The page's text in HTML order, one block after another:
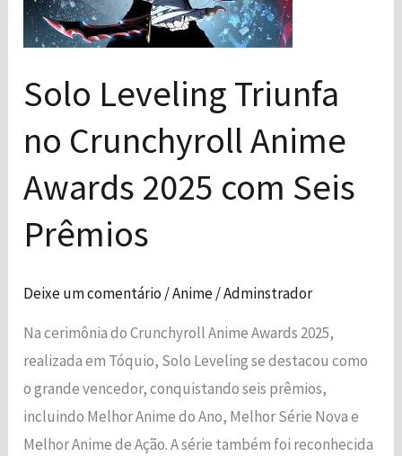
Solo Leveling Triunfa
no Crunchyroll Anime
Awards 2025 com Seis
Prêmios
Deixe um comentário /Anime/Adminstrador
Na cerimônia do Crunchyroll Anime Awards 2025,
realizada em Tóquio, Solo Leveling se destacou como
o grande vencedor, conquistando seis prêmios,
incluindo Melhor Anime do Ano, Melhor Série Nova e
Melhor Anime de Ação. A série também foi reconhecida
Crunchyroll
Anime
Awards
2025
com
Seis
Prêmios
Necessário
Esses cookies
opcionais. São
Estatísticas
Para que
possamos
melhorar a
funcionalidade
e a estrutura